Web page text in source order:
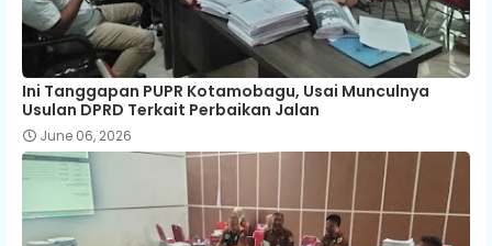
Ini Tanggapan PUPR Kotamobagu, Usai Munculnya
Usulan DPRD Terkait Perbaikan Jalan
June 06, 2026